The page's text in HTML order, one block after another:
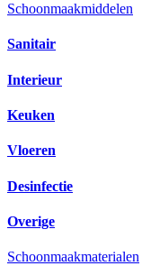
Schoonmaakmiddelen
Sanitair
Interieur
Keuken
Vloeren
Desinfectie
Overige
Schoonmaakmaterialen